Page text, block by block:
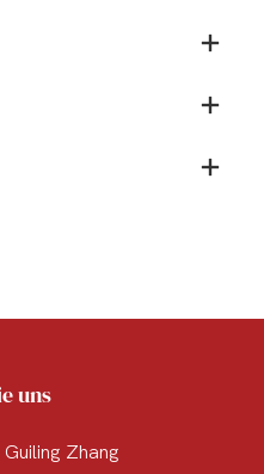
uns
Zhang